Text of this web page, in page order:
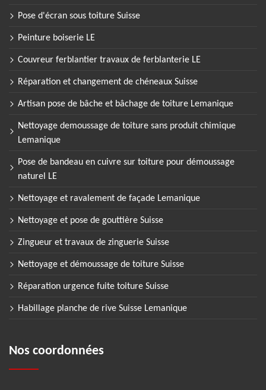
Pose d'écran sous toiture Suisse
Peinture boiserie LE
Couvreur ferblantier travaux de ferblanterie LE
Réparation et changement de chéneaux Suisse
Artisan pose de bâche et bâchage de toiture Lemanique
Nettoyage demoussage de toiture sans produit chimique
Lemanique
Pose de bandeau en cuivre sur toiture pour démoussage
naturel LE
Nettoyage et ravalement de façade Lemanique
Nettoyage et pose de gouttière Suisse
Zingueur et travaux de zinguerie Suisse
Nettoyage et démoussage de toiture Suisse
Réparation urgence fuite toiture Suisse
Habillage planche de rive Suisse Lemanique
Nos coordonnées